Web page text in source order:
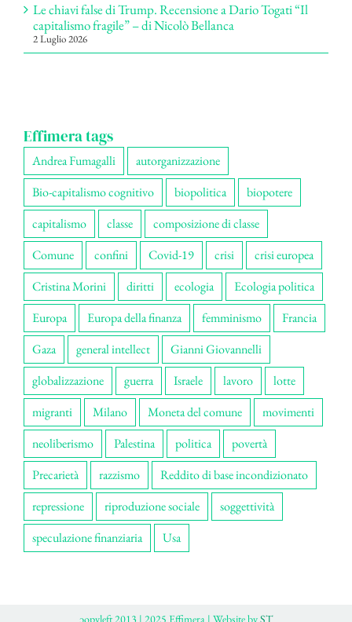
Le chiavi false di Trump. Recensione a Dario Togati “Il
capitalismo fragile” – di Nicolò Bellanca
2 Luglio 2026
Effimera tags
Andrea Fumagalli
autorganizzazione
Bio-capitalismo cognitivo
biopolitica
biopotere
capitalismo
classe
composizione di classe
Comune
confini Covid-19 crisi
crisi europea
Cristina Morini
diritti ecologia
Ecologia politica
Europa
Europa della finanza femminismo
Francia
Gaza
general intellect
Gianni Giovannelli
globalizzazione
guerra Israele lavoro
lotte
migranti
Milano Moneta del comune
movimenti
neoliberismo
Palestina politica
povertà
Precarietà
razzismo
Reddito di base incondizionato
repressione
riproduzione sociale
soggettività
speculazione finanziaria
Usa
ɔopyleft 2013 | 2025 Effimera | Website byST